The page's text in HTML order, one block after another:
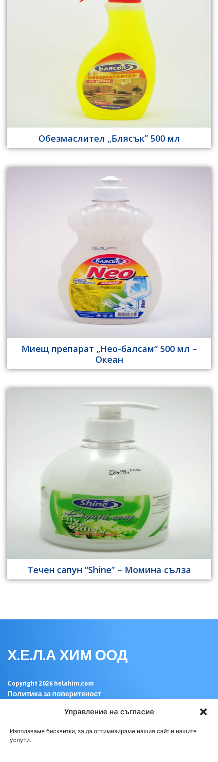
Управление на съгласие
Използваме бисквитки, за да оптимизираме нашия сайт и нашите
услуги.
Обезмаслител „Блясък” 500 мл
Миещ препарат „Нео-балсам“ 500 мл –
Океан
Течен сапун “Shine” – Момина сълза
Х.Е.Л.А ХИМ ООД
Copyright 2026 helahim.com
Политика за поверитеност
Бързи връзки
Начало